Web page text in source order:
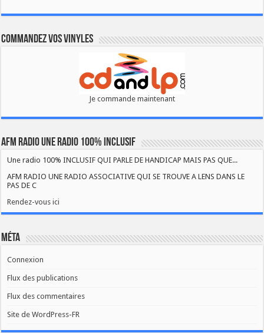
Commandez vos vinyles
Je commande maintenant
AFM RADIO UNE RADIO 100% INCLUSIF
Une radio 100% INCLUSIF QUI PARLE DE HANDICAP MAIS PAS QUE...
AFM RADIO UNE RADIO ASSOCIATIVE QUI SE TROUVE A LENS DANS LE
PAS DE C
Rendez-vous ici
Méta
Connexion
Flux des publications
Flux des commentaires
Site de WordPress-FR